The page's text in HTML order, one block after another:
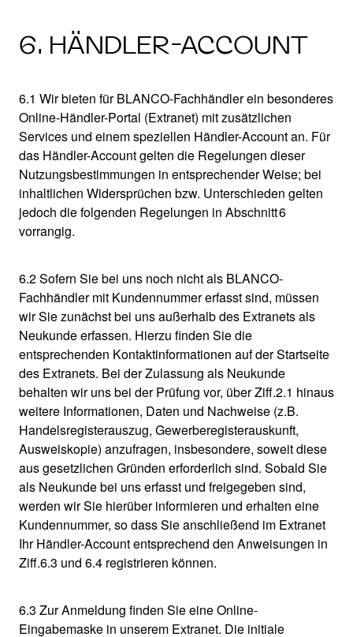
6. HÄNDLER-ACCOUNT
6.1 Wir bieten für BLANCO-Fachhändler ein besonderes
Online-Händler-Portal (Extranet) mit zusätzlichen
Services und einem speziellen Händler-Account an. Für
das Händler-Account gelten die Regelungen dieser
Nutzungsbestimmungen in entsprechender Weise; bei
inhaltlichen Widersprüchen bzw. Unterschieden gelten
jedoch die folgenden Regelungen in Abschnitt 6
vorrangig.
6.2 Sofern Sie bei uns noch nicht als BLANCO-
Fachhändler mit Kundennummer erfasst sind, müssen
wir Sie zunächst bei uns außerhalb des Extranets als
Neukunde erfassen. Hierzu finden Sie die
entsprechenden Kontaktinformationen auf der Startseite
des Extranets. Bei der Zulassung als Neukunde
behalten wir uns bei der Prüfung vor, über Ziff.2.1 hinaus
weitere Informationen, Daten und Nachweise (z.B.
Handelsregisterauszug, Gewerberegisterauskunft,
Ausweiskopie) anzufragen, insbesondere, soweit diese
aus gesetzlichen Gründen erforderlich sind. Sobald Sie
als Neukunde bei uns erfasst und freigegeben sind,
werden wir Sie hierüber informieren und erhalten eine
Kundennummer, so dass Sie anschließend im Extranet
Ihr Händler-Account entsprechend den Anweisungen in
Ziff.6.3 und 6.4 registrieren können.
6.3 Zur Anmeldung finden Sie eine Online-
Eingabemaske in unserem Extranet. Die initiale